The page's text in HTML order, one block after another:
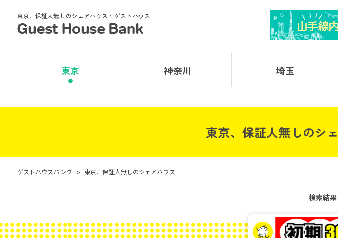
東京、保証人無しのシェアハウス・ゲストハウス
東京 神奈川 埼玉
東京、保証人無しのシ
ゲストハウスバンク > 東京、保証人無しのシェアハウス
検索結果